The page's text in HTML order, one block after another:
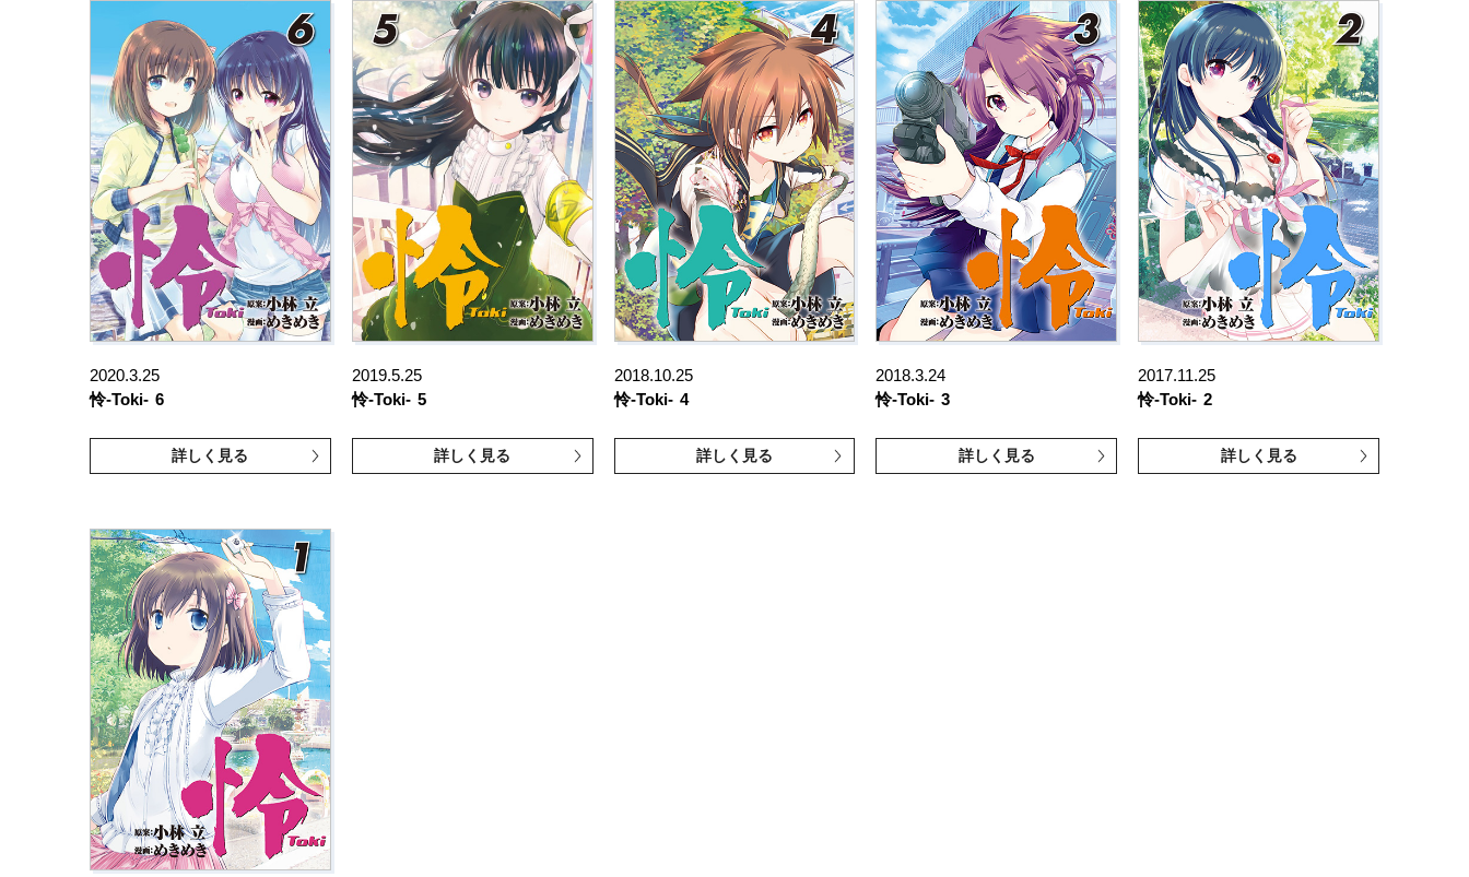
2020.3.25
怜-Toki- 6
詳しく見る
2019.5.25
怜-Toki- 5
詳しく見る
2018.10.25
怜-Toki- 4
詳しく見る
2018.3.24
怜-Toki- 3
詳しく見る
2017.11.25
怜-Toki- 2
詳しく見る